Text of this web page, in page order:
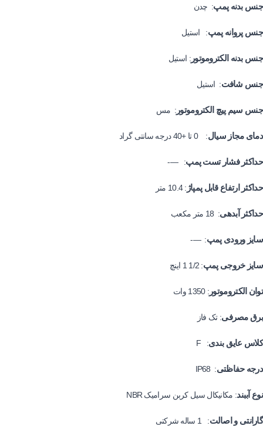
جنس بدنه پمپ: چدن
جنس پروانه پمپ: استیل
جنس بدنه الکتروموتور: استیل
جنس شافت: استیل
جنس سیم پیچ الکتروموتور : مس
دمای مجاز سیال: 0 تا +40 درجه سانتی گراد
حداکثر فشار تست پمپ: —-
حداکثر ارتفاع قابل پمپاژ : 10.4 متر
حداکثر آبدهی: 18 متر مکعب
سایز ورودی پمپ: —-
سایز خروجی پمپ: 1/2 1 اینچ
توان الکتروموتور : 1350 وات
برق مصرفی: تک فاز
کلاس عایق بندی: F
درجه حفاظتی: IP68
نوع آببند: مکانیکال سیل کربن سرامیک NBR
گارانتی و اصالت: 1 ساله شرکتی